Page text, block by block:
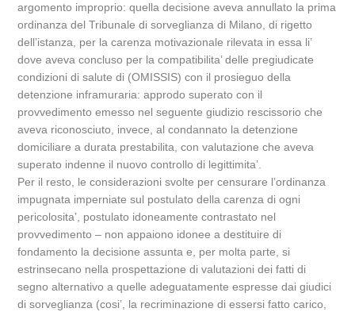
argomento improprio: quella decisione aveva annullato la prima
ordinanza del Tribunale di sorveglianza di Milano, di rigetto
dell’istanza, per la carenza motivazionale rilevata in essa li’
dove aveva concluso per la compatibilita’ delle pregiudicate
condizioni di salute di (OMISSIS) con il prosieguo della
detenzione inframuraria: approdo superato con il
provvedimento emesso nel seguente giudizio rescissorio che
aveva riconosciuto, invece, al condannato la detenzione
domiciliare a durata prestabilita, con valutazione che aveva
superato indenne il nuovo controllo di legittimita’.
Per il resto, le considerazioni svolte per censurare l’ordinanza
impugnata imperniate sul postulato della carenza di ogni
pericolosita’, postulato idoneamente contrastato nel
provvedimento – non appaiono idonee a destituire di
fondamento la decisione assunta e, per molta parte, si
estrinsecano nella prospettazione di valutazioni dei fatti di
segno alternativo a quelle adeguatamente espresse dai giudici
di sorveglianza (cosi’, la recriminazione di essersi fatto carico,